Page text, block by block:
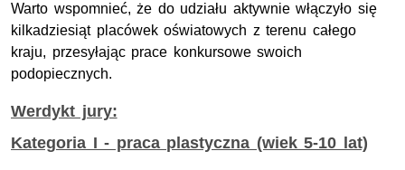
Warto wspomnieć, że do udziału aktywnie włączyło się
kilkadziesiąt placówek oświatowych z terenu całego
kraju, przesyłając prace konkursowe swoich
podopiecznych.
Werdykt jury:
Kategoria I - praca plastyczna (wiek 5-10 lat)